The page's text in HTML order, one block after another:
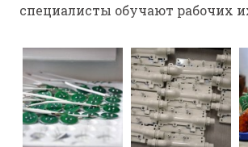
специалисты обучают рабочих